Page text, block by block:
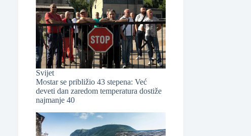
Svijet
Mostar se približio 43 stepena: Već
deveti dan zaredom temperatura dostiže
najmanje 40